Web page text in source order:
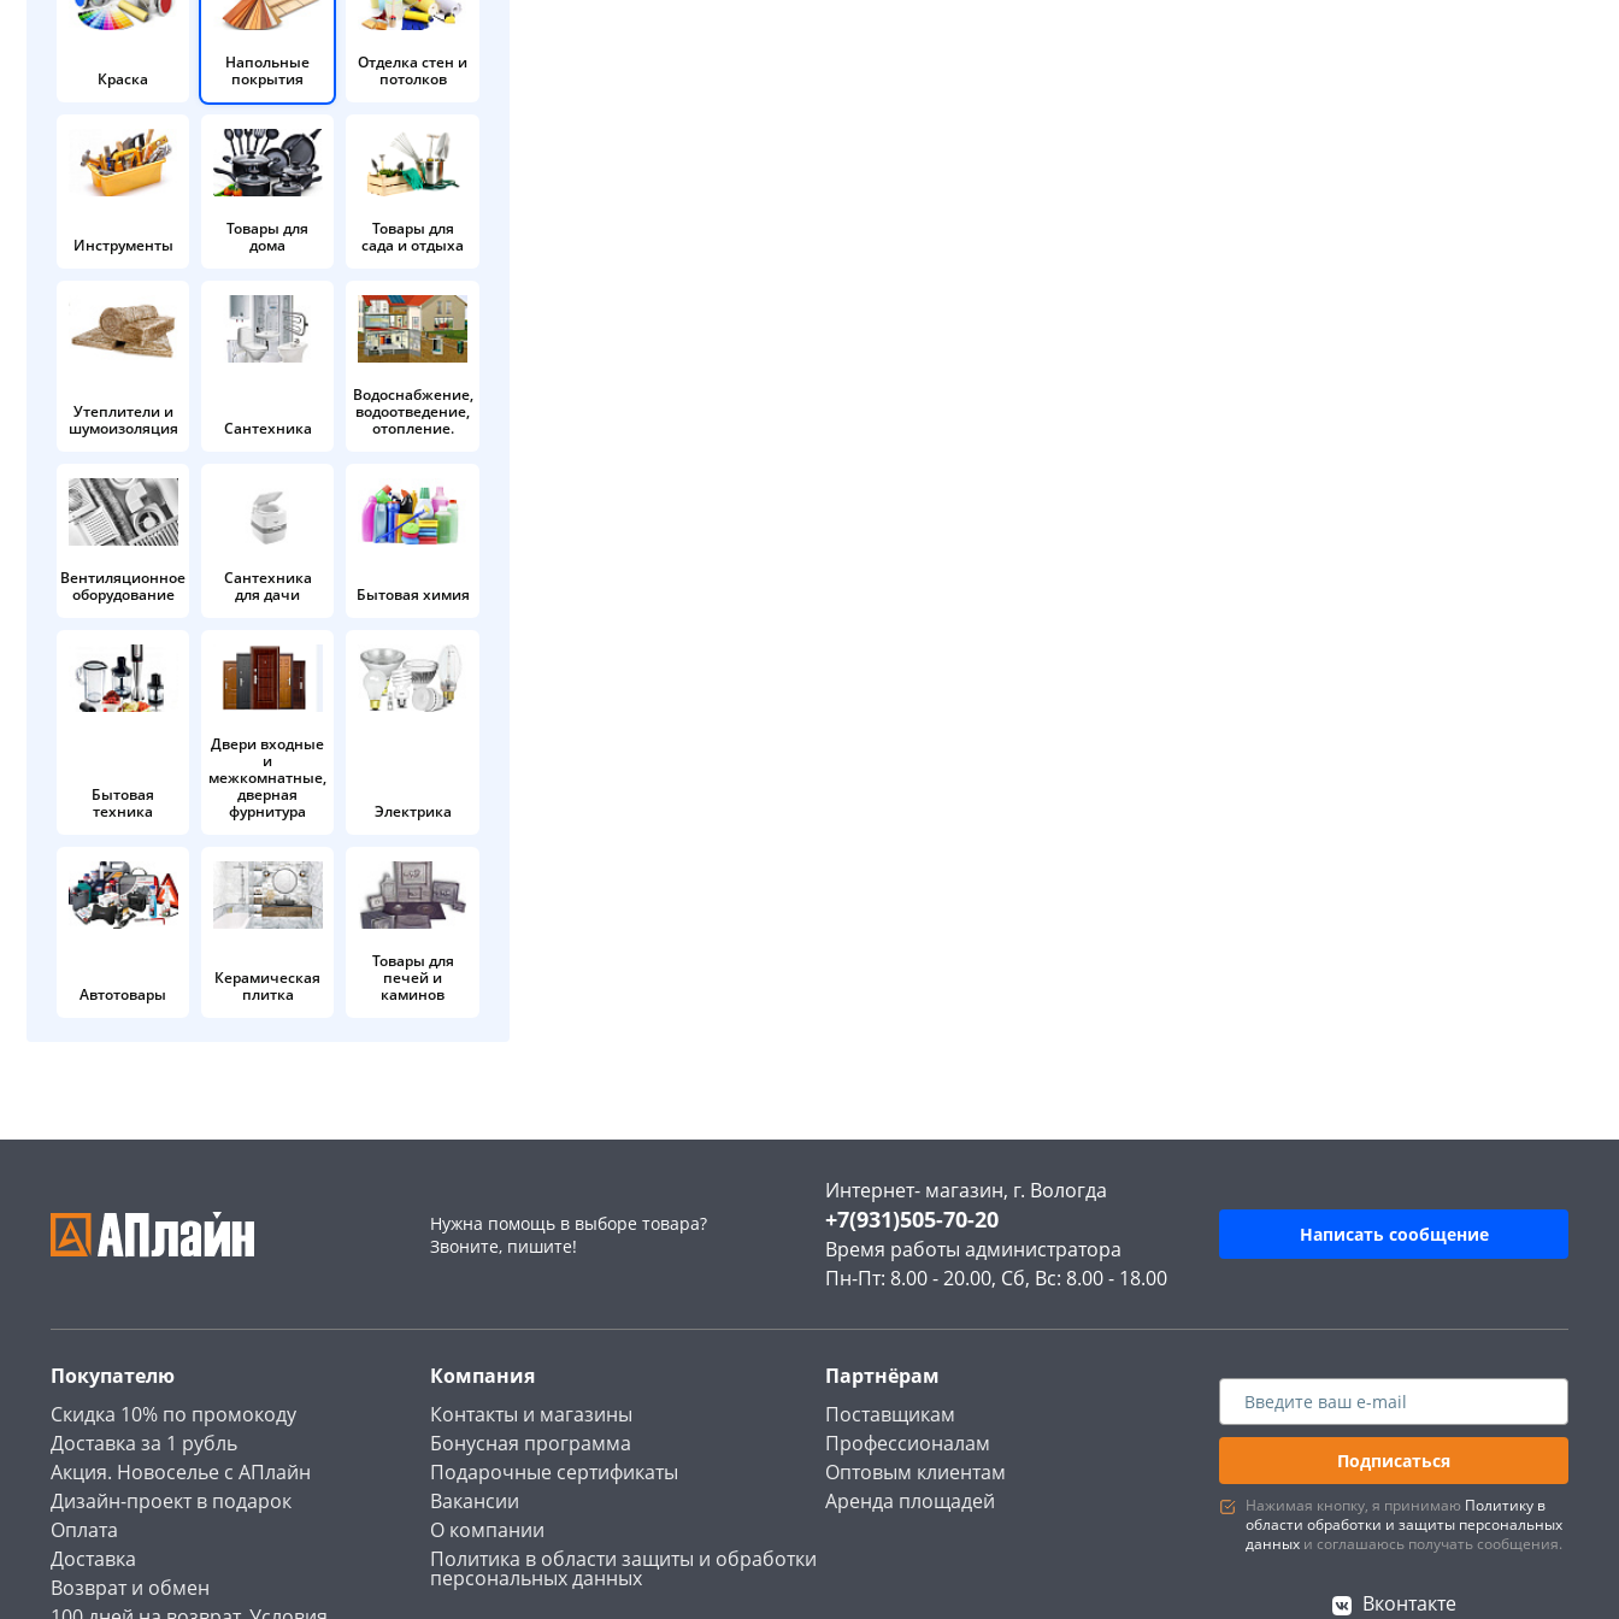
Краска
Напольные
покрытия
Отделка стен и
потолков
Инструменты
Товары для
дома
Товары для
сада и отдыха
Утеплители и
шумоизоляция
Сантехника
Водоснабжение,
водоотведение,
отопление.
Вентиляционное
оборудование
Сантехника
для дачи
Бытовая химия
Бытовая
техника
Двери входные
и
межкомнатные,
дверная
фурнитура
Электрика
Автотовары
Керамическая
плитка
Товары для
печей и
каминов
Нужна помощь в выборе товара?
Звоните, пишите!
Интернет- магазин, г. Вологда
+7(931)505-70-20
Время работы администратора
Пн-Пт: 8.00 - 20.00, Сб, Вс: 8.00 - 18.00
Написать сообщение
Покупателю
Скидка 10% по промокоду
Доставка за 1 рубль
Акция. Новоселье с АПлайн
Дизайн-проект в подарок
Оплата
Доставка
Возврат и обмен
Компания
Контакты и магазины
Бонусная программа
Подарочные сертификаты
Вакансии
О компании
Политика в области защиты и обработки
персональных данных
Партнёрам
Поставщикам
Профессионалам
Оптовым клиентам
Аренда площадей
Подписаться
Нажимая кнопку, я принимаю Политику в
области обработки и защиты персональных
данных и соглашаюсь получать сообщения.
Вконтакте
раз в 2 недели